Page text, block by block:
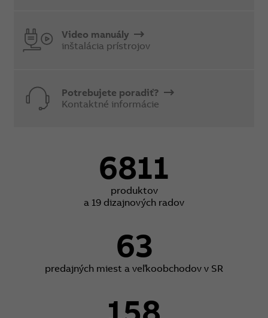
Video manuály
inštalácia prístrojov
Potrebujete poradiť?
Kontaktné informácie
6811
produktov
a 19 dizajnových radov
63
predajných miest a veľkoobchodov v SR